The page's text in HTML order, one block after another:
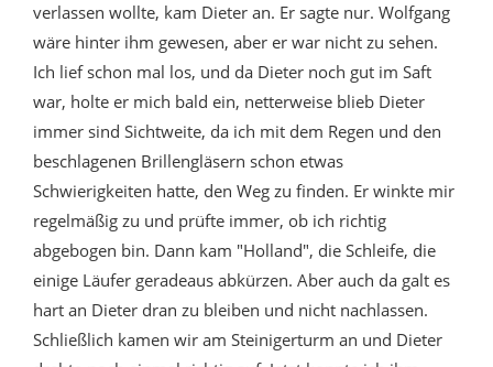
verlassen wollte, kam Dieter an. Er sagte nur. Wolfgang
wäre hinter ihm gewesen, aber er war nicht zu sehen.
Ich lief schon mal los, und da Dieter noch gut im Saft
war, holte er mich bald ein, netterweise blieb Dieter
immer sind Sichtweite, da ich mit dem Regen und den
beschlagenen Brillengläsern schon etwas
Schwierigkeiten hatte, den Weg zu finden. Er winkte mir
regelmäßig zu und prüfte immer, ob ich richtig
abgebogen bin. Dann kam "Holland", die Schleife, die
einige Läufer geradeaus abkürzen. Aber auch da galt es
hart an Dieter dran zu bleiben und nicht nachlassen.
Schließlich kamen wir am Steinigerturm an und Dieter